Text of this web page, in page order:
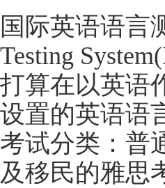
国际英语语言
Testing
打算在以英语
设置的英语语
考试分类：普
及移民的雅思